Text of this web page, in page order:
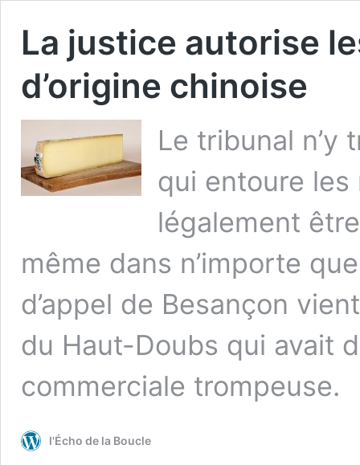
La justice autorise
d’origine chinoise
Le tribunal n’y
qui entoure
légalement
même dans n’importe
d’appel de Besançon
du Haut-Doubs qui avait
commerciale trompeuse.
l'Écho de la Boucle